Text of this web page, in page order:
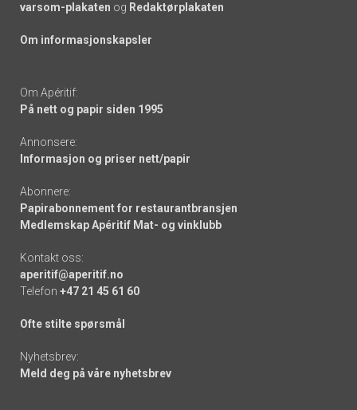
varsom-plakaten og Redaktørplakaten
Om informasjonskapsler
Om Apéritif:
På nett og papir siden 1995
Annonsere:
Informasjon og priser nett/papir
Abonnere:
Papirabonnement for restaurantbransjen
Medlemskap Apéritif Mat- og vinklubb
Kontakt oss:
aperitif@aperitif.no
Telefon +47 21 45 61 60
Ofte stilte spørsmål
Nyhetsbrev:
Meld deg på våre nyhetsbrev